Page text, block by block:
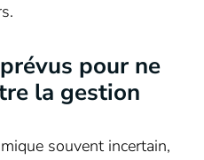
pour ne
la gestion
souvent incertain,